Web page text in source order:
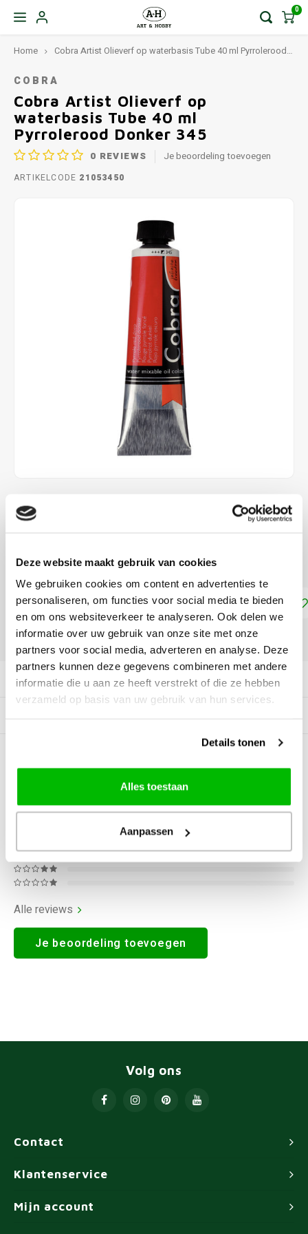
Deze website maakt gebruik van cookies
We gebruiken cookies om content en advertenties te
personaliseren, om functies voor social media te bieden
en om ons websiteverkeer te analyseren. Ook delen we
informatie over uw gebruik van onze site met onze
partners voor social media, adverteren en analyse. Deze
partners kunnen deze gegevens combineren met andere
informatie die u aan ze heeft verstrekt of die ze hebben
verzameld op basis van uw gebruik van hun services.
Details tonen
Alles toestaan
Aanpassen
0
Home Cobra Artist Olieverf op waterbasis Tube 40 ml Pyrrolerood Donker 345
COBRA
Cobra Artist Olieverf op
waterbasis Tube 40 ml
Pyrrolerood Donker 345
0 REVIEWS Je beoordeling toevoegen
ARTIKELCODE 21053450
€15,00
Dekkracht: HalfdekkendLees meer
Toevoegen aan winkelwagen
DELEN:
Productomschrijving
Alle reviews
Je beoordeling toevoegen
Contact
Volg ons
Klantenservice
Mijn account